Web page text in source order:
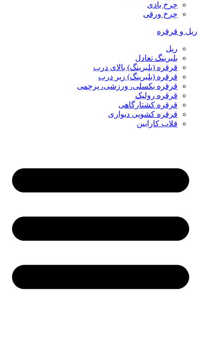
چرخ بادی
چرخ ورقی
ریل و قرقره
ریل
بلبرینگ تعادل
قرقره (بلبرینگ) بالای درب
قرقره (بلبرینگ) زیر درب
قرقره بکسلی، ورزشی، پرچمی
قرقره رولیک
قرقره کشتارگاهی
قرقره کشویی دیواری
قلاب کارابین